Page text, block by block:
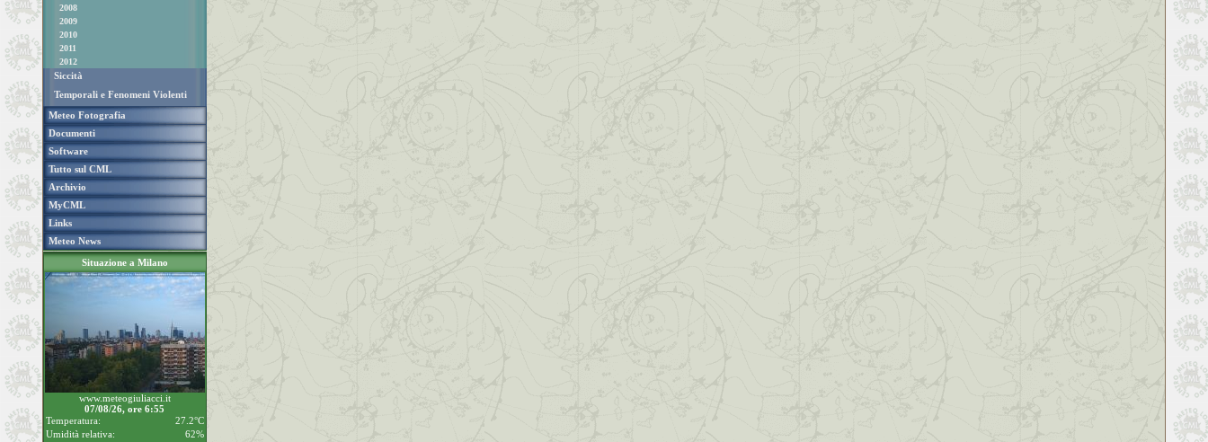
2008
2009
2010
2011
2012
Siccità
Temporali e Fenomeni Violenti
Meteo Fotografia
Documenti
Software
Tutto sul CML
Archivio
MyCML
Links
Meteo News
Situazione a Milano
www.meteogiuliacci.it
07/08/26, ore 6:55
Temperatura:
27.2°C
Umidità relativa:
62%